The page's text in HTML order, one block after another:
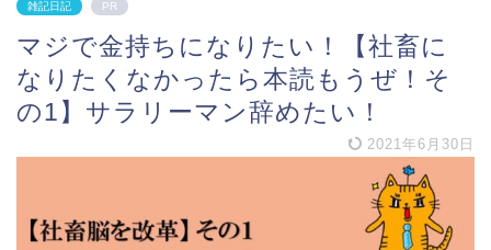
雑記日記 PR
マジで金持ちになりたい！【社畜に
なりたくなかったら本読もうぜ！そ
の1】サラリーマン辞めたい！
2021年6月30日